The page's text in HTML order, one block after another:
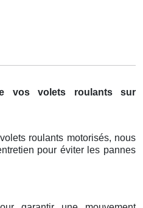
vos volets roulants sur
roulants motorisés, nous
pour éviter les pannes